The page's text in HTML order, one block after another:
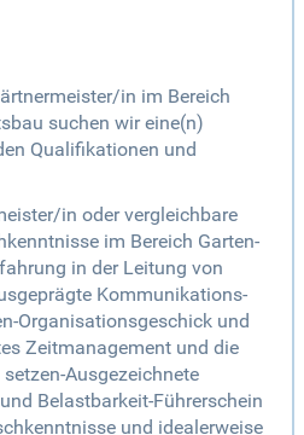
in im Bereich
suchen wir eine(n)
Qualifikationen und
in oder vergleichbare
im Bereich Garten-
in der Leitung von
Kommunikations-
Organisationsgeschick und
Zeitmanagement und die
Ausgezeichnete
Belastbarkeit-Führerschein
und idealerweise